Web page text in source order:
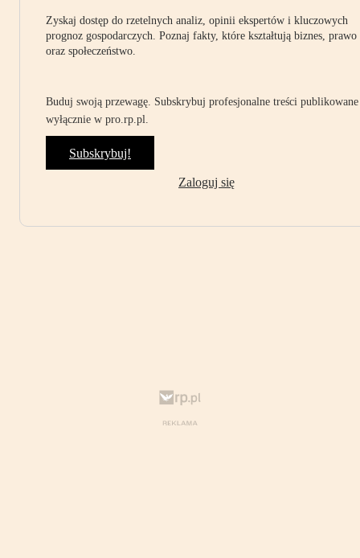
Zyskaj dostęp do rzetelnych analiz, opinii ekspertów i kluczowych
prognoz gospodarczych. Poznaj fakty, które kształtują biznes, prawo
oraz społeczeństwo.
Buduj swoją przewagę. Subskrybuj profesjonalne treści publikowane
wyłącznie w pro.rp.pl.
Subskrybuj!
Zaloguj się